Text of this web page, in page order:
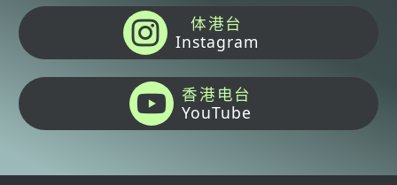
体港台
Instagram
香港电台
YouTube